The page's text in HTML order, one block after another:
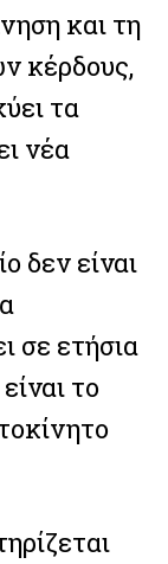
και τη
κέρδους,
τα
νέα
δεν είναι
σε ετήσια
το